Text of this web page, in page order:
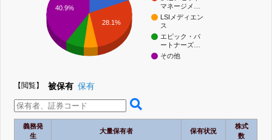
マネージメ…
LSIメディエン
ス
エピック・パ
ートナーズ…
その他
28.1%
40.9%
【閲覧】 被保有 保有
義務発
生
大量保有者 保有状況
株式
数